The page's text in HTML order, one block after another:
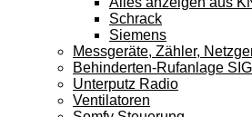
Schrack
Siemens
Messgeräte, Zähler,
Behinderten-Rufanlage
Unterputz Radio
Ventilatoren